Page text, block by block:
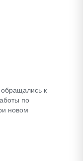
обращались к
по
новом